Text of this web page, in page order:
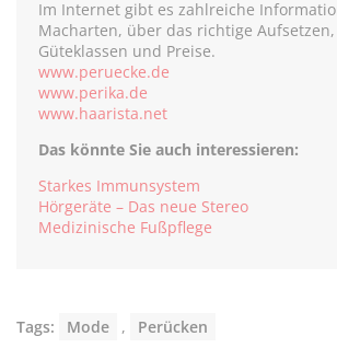
Im Internet gibt es zahlreiche
Macharten, über das richtige
Güteklassen und Preise.
www.peruecke.de
www.perika.de
www.haarista.net
Das könnte Sie auch interessieren:
Starkes Immunsystem
Hörgeräte – Das neue Stereo
Medizinische Fußpflege
Tags: Mode , Perücken